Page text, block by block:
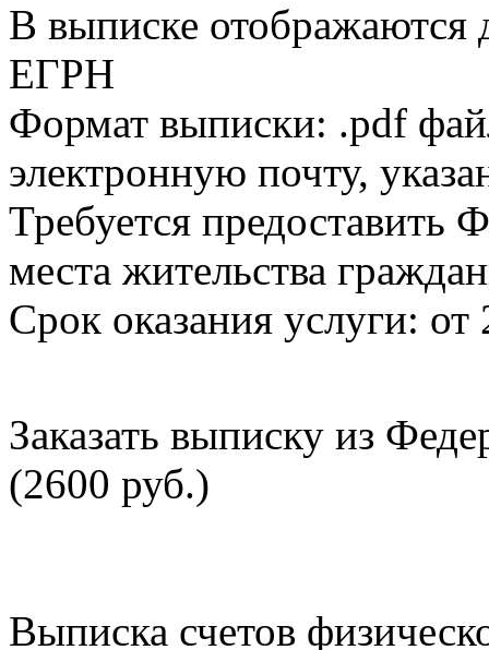
В выписке
ЕГРН
Формат выписки: .pdf
электронную почту,
Требуется
места жительства
Срок оказания услуги: от
Заказать выписку из
(2600 руб.)
Выписка счетов